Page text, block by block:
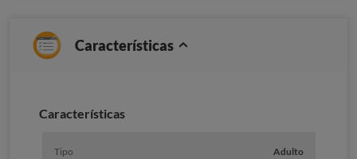
Características
Características
Tipo Adulto